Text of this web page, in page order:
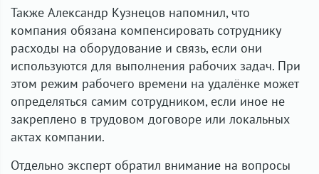
Также Александр Кузнецов напомнил, что
компания обязана компенсировать сотруднику
расходы на оборудование и связь, если они
используются для выполнения рабочих задач. При
этом режим рабочего времени на удалёнке может
определяться самим сотрудником, если иное не
закреплено в трудовом договоре или локальных
актах компании.
Отдельно эксперт обратил внимание на вопросы